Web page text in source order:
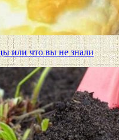
или что вы не знали